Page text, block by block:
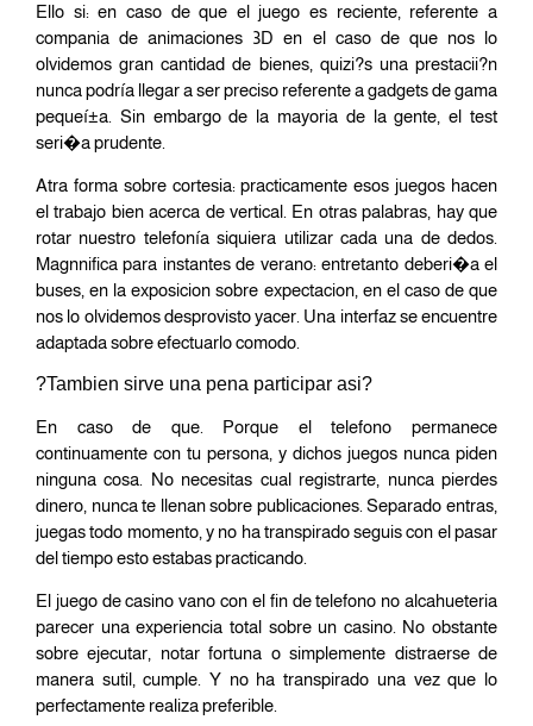
Ello si: en caso de que el juego es reciente, referente a
compania de animaciones 3D en el caso de que nos lo
olvidemos gran cantidad de bienes, quizi?s una prestacii?n
nunca podrí­a llegar a ser preciso referente a gadgets de gama
pequeí±a. Sin embargo de la mayoria de la gente, el test
seri�a prudente.
Atra forma sobre cortesia: practicamente esos juegos hacen
el trabajo bien acerca de vertical. En otras palabras, hay que
rotar nuestro telefonía siquiera utilizar cada una de dedos.
Magnnifica para instantes de verano: entretanto deberi�a el
buses, en la exposicion sobre expectacion, en el caso de que
nos lo olvidemos desprovisto yacer. Una interfaz se encuentre
adaptada sobre efectuarlo comodo.
?Tambien sirve una pena participar asi?
En caso de que. Porque el telefono permanece
continuamente con tu persona, y dichos juegos nunca piden
ninguna cosa. No necesitas cual registrarte, nunca pierdes
dinero, nunca te llenan sobre publicaciones. Separado entras,
juegas todo momento, y no ha transpirado seguis con el pasar
del tiempo esto estabas practicando.
El juego de casino vano con el fin de telefono no alcahueteria
parecer una experiencia total sobre un casino. No obstante
sobre ejecutar, notar fortuna o simplemente distraerse de
manera sutil, cumple. Y no ha transpirado una vez que lo
perfectamente realiza preferible.